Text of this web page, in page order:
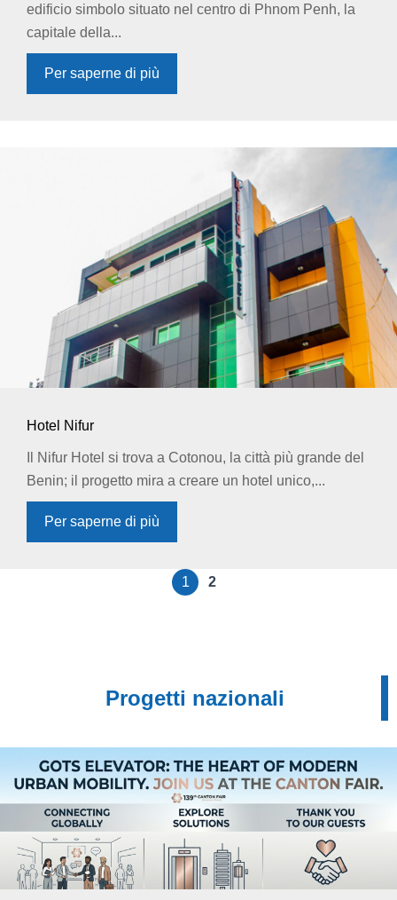
edificio simbolo situato nel centro di Phnom Penh, la
capitale della...
Per saperne di più
Hotel Nifur
Il Nifur Hotel si trova a Cotonou, la città più grande del
Benin; il progetto mira a creare un hotel unico,...
Per saperne di più
1 2
Progetti nazionali